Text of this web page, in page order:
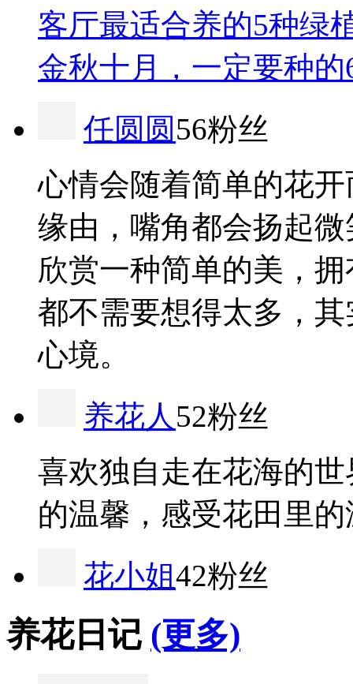
客厅最适合养的5种绿
金秋十月，一定要种
任圆圆56粉丝
心情会随着简单的花
缘由，嘴角都会扬起
欣赏一种简单的美，
都不需要想得太多，
心境。
养花人 52粉丝
喜欢独自走在花海的
的温馨，感受花田里
花小姐42粉丝
养花日记 (更多)